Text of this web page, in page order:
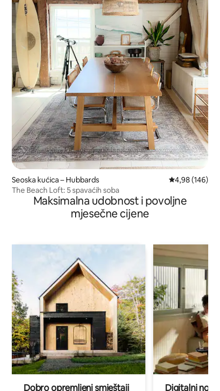
Seoska kućica – Hubbards Prosječna
4,98 (146)
The Beach Loft: 5 spavaćih soba
Maksimalna udobnost i povoljne
mjesečne cijene
Dobro opremljeni smještaji Digitalni